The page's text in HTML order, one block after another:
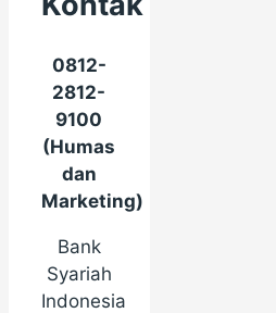
0812-
2812-
9100
(Humas
dan
Marketing)
Bank
Syariah
Indonesia